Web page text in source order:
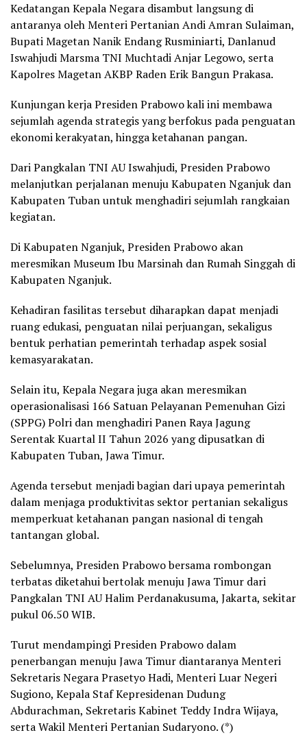
Kedatangan Kepala Negara disambut langsung di
antaranya oleh Menteri Pertanian Andi Amran Sulaiman,
Bupati Magetan Nanik Endang Rusminiarti, Danlanud
Iswahjudi Marsma TNI Muchtadi Anjar Legowo, serta
Kapolres Magetan AKBP Raden Erik Bangun Prakasa.
Kunjungan kerja Presiden Prabowo kali ini membawa
sejumlah agenda strategis yang berfokus pada penguatan
ekonomi kerakyatan, hingga ketahanan pangan.
Dari Pangkalan TNI AU Iswahjudi, Presiden Prabowo
melanjutkan perjalanan menuju Kabupaten Nganjuk dan
Kabupaten Tuban untuk menghadiri sejumlah rangkaian
kegiatan.
Di Kabupaten Nganjuk, Presiden Prabowo akan
meresmikan Museum Ibu Marsinah dan Rumah Singgah di
Kabupaten Nganjuk.
Kehadiran fasilitas tersebut diharapkan dapat menjadi
ruang edukasi, penguatan nilai perjuangan, sekaligus
bentuk perhatian pemerintah terhadap aspek sosial
kemasyarakatan.
Selain itu, Kepala Negara juga akan meresmikan
operasionalisasi 166 Satuan Pelayanan Pemenuhan Gizi
(SPPG) Polri dan menghadiri Panen Raya Jagung
Serentak Kuartal II Tahun 2026 yang dipusatkan di
Kabupaten Tuban, Jawa Timur.
Agenda tersebut menjadi bagian dari upaya pemerintah
dalam menjaga produktivitas sektor pertanian sekaligus
memperkuat ketahanan pangan nasional di tengah
tantangan global.
Sebelumnya, Presiden Prabowo bersama rombongan
terbatas diketahui bertolak menuju Jawa Timur dari
Pangkalan TNI AU Halim Perdanakusuma, Jakarta, sekitar
pukul 06.50 WIB.
Turut mendampingi Presiden Prabowo dalam
penerbangan menuju Jawa Timur diantaranya Menteri
Sekretaris Negara Prasetyo Hadi, Menteri Luar Negeri
Sugiono, Kepala Staf Kepresidenan Dudung
Abdurachman, Sekretaris Kabinet Teddy Indra Wijaya,
serta Wakil Menteri Pertanian Sudaryono. (*)